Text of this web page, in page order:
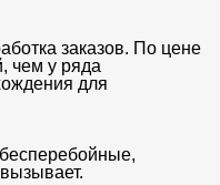
заказов. По цене
чем у ряда
для